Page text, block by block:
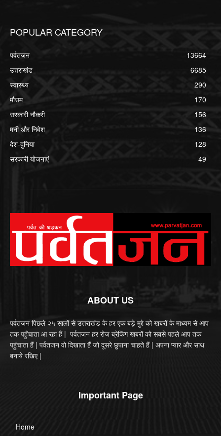
POPULAR CATEGORY
पर्वतजन
13664
उत्तराखंड
6685
स्वास्थ्य
290
मौसम
170
सरकारी नौकरी
156
मनी और निवेश
136
देश-दुनिया
128
सरकारी योजनाएं
49
ABOUT US
पर्वतजन पिछले २५ सालों से उत्तराखंड के हर एक बड़े मुद्दे को खबरों के माध्यम से आप
तक पहुँचाता आ रहा हैं | पर्वतजन हर रोज ब्रेकिंग खबरों को सबसे पहले आप तक
पहुंचाता हैं | पर्वतजन वो दिखाता हैं जो दूसरे छुपाना चाहते हैं | अपना प्यार और साथ
बनाये रखिए |
Important Page
Home